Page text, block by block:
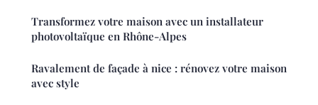
Transformez votre maison avec un installateur
photovoltaïque en Rhône-Alpes
Ravalement de façade à nice : rénovez votre maison
avec style